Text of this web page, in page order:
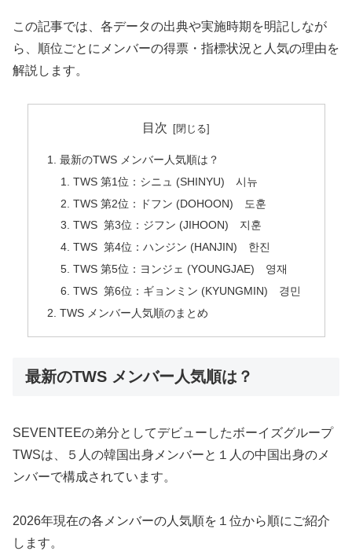
この記事では、各データの出典や実施時期を明記しなが
ら、順位ごとにメンバーの得票・指標状況と人気の理由を
解説します。
目次
最新のTWS メンバー人気順は？
TWS 第1位：シニュ (SHINYU) 시뉴
TWS 第2位：ドフン (DOHOON) 도훈
TWS 第3位：ジフン (JIHOON) 지훈
TWS 第4位：ハンジン (HANJIN) 한진
TWS 第5位：ヨンジェ (YOUNGJAE) 영재
TWS 第6位：ギョンミン (KYUNGMIN) 경민
TWS メンバー人気順のまとめ
最新のTWS メンバー人気順は？
SEVENTEEの弟分としてデビューしたボーイズグループ
TWSは、５人の韓国出身メンバーと１人の中国出身のメ
ンバーで構成されています。
2026年現在の各メンバーの人気順を１位から順にご紹介
します。